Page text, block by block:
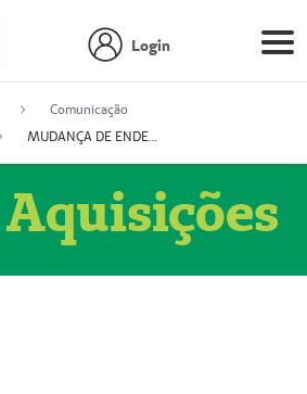
Login
Comunicação
MUDANÇA DE ENDEREÇO - DIAGITAB SERVIÇOS MÉDICOS LTDA (54003267-5)